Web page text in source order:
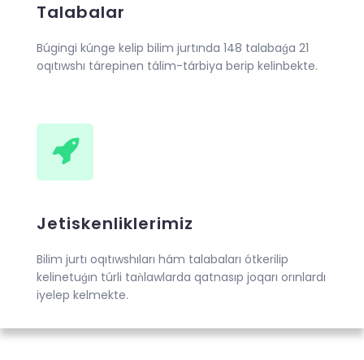
Talabalar
Búgingi kúnge kelip bilim jurtında 148 talabaǵa 21
oqıtıwshı tárepinen tálim-tárbiya berip kelinbekte.
Jetiskenliklerimiz
Bilim jurtı oqıtıwshıları hám talabaları ótkerilip
kelinetuǵın túrli taǹlawlarda qatnasıp joqarı orınlardı
iyelep kelmekte.